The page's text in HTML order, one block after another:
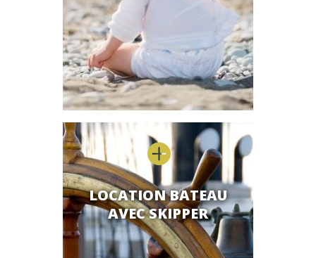

LOCATION BATEAU
AVEC SKIPPER